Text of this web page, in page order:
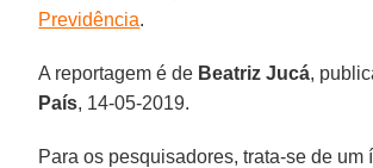
Previdência.
A reportagem é de Beatriz Jucá,
País, 14-05-2019.
Para os pesquisadores, trata-se de um